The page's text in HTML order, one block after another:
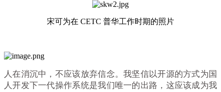
宋可为在 CETC 普华工作时期的照片
人在消沉中，不应该放弃信念。我坚信以开源的方式为国
人开发下一代操作系统是我们唯一的出路，这应该成为我